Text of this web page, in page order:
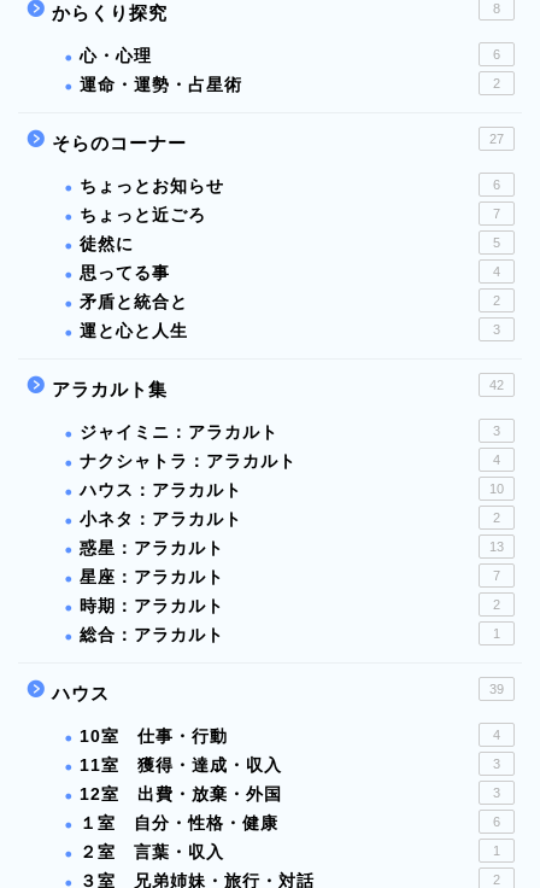
からくり探究 8
心・心理 6
運命・運勢・占星術 2
そらのコーナー 27
ちょっとお知らせ 6
ちょっと近ごろ 7
徒然に 5
思ってる事 4
矛盾と統合と 2
運と心と人生 3
アラカルト集 42
ジャイミニ：アラカルト 3
ナクシャトラ：アラカルト 4
ハウス：アラカルト 10
小ネタ：アラカルト 2
惑星：アラカルト 13
星座：アラカルト 7
時期：アラカルト 2
総合：アラカルト 1
ハウス 39
10室 仕事・行動 4
11室 獲得・達成・収入 3
12室 出費・放棄・外国 3
１室 自分・性格・健康 6
２室 言葉・収入 1
３室 兄弟姉妹・旅行・対話 2